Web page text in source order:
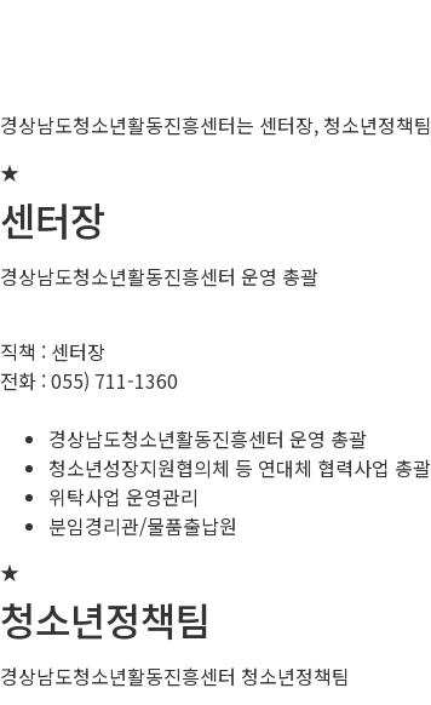
경상남도청소년활동진흥센터는 센터장, 청소년정책
★
센터장
경상남도청소년활동진흥센터 운영 총괄
직책 : 센터장
전화 :055) 711-1360
경상남도청소년활동진흥센터 운영 총괄
청소년성장지원협의체 등 연대체 협력사업 총괄
위탁사업 운영관리
분임경리관/물품출납원
★
청소년정책팀
경상남도청소년활동진흥센터 청소년정책팀